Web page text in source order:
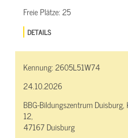
Freie Plätze:25
DETAILS
Kennung:2605L51W74
24.10.2026
BBG-Bildungszentrum Duisburg,
12,
47167 Duisburg